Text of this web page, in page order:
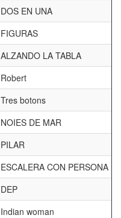
DOS EN UNA
FIGURAS
ALZANDO LA TABLA
Robert
Tres botons
NOIES DE MAR
PILAR
ESCALERA CON PERSONA
DEP
Indian woman